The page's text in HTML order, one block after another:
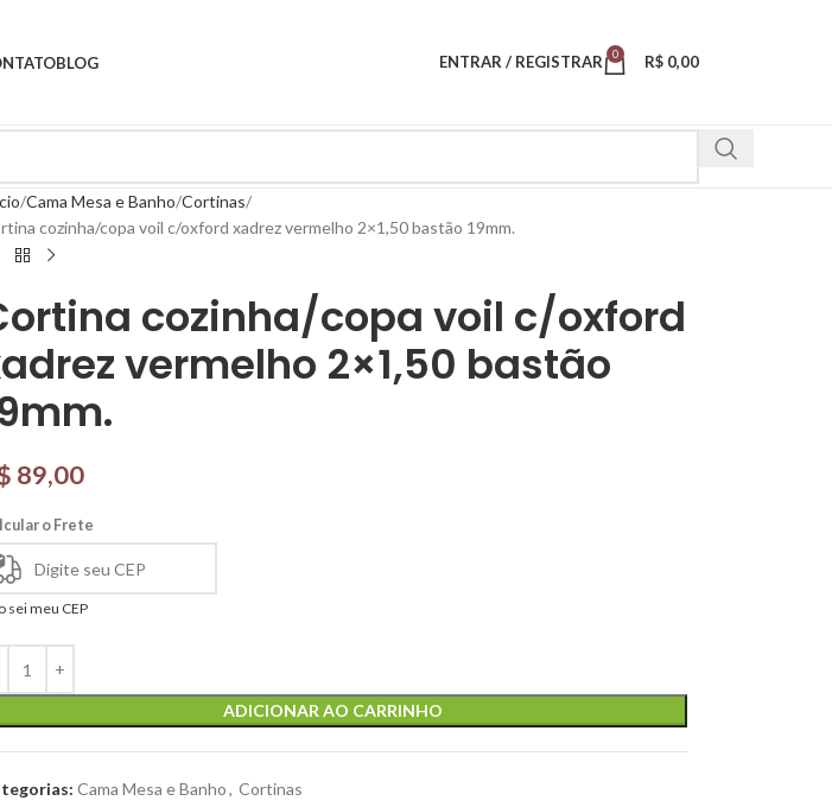
BLOG ENTRAR / REGISTRAR 0 R$ 0,00
Cama Mesa e Banho Cortinas
cozinha/copa voil c/oxford xadrez vermelho 2×1,50 bastão 19mm.
cozinha/copa voil c/oxford
vermelho 2×1,50 bastão
89,00
o Frete
sei meu CEP
ADICIONAR AO CARRINHO
Cama Mesa e Banho, Cortinas